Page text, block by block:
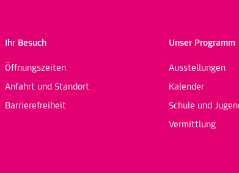
Ihr Besuch
Öffnungszeiten
Anfahrt und Standort
Barrierefreiheit
Unser Programm
Ausstellungen
Kalender
Schule und
Vermittlung